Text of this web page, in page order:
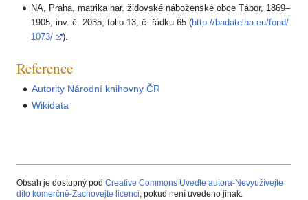
NA, Praha, matrika nar. židovské náboženské obce Tábor, 1869–
1905, inv. č. 2035, folio 13, č. řádku 65 (http://badatelna.eu/fond/
1073/
).
Reference
Autority Národní knihovny ČR
Wikidata
Obsah je dostupný pod Creative Commons Uveďte autora-Nevyužívejte
dílo komerčně-Zachovejte licenci, pokud není uvedeno jinak.